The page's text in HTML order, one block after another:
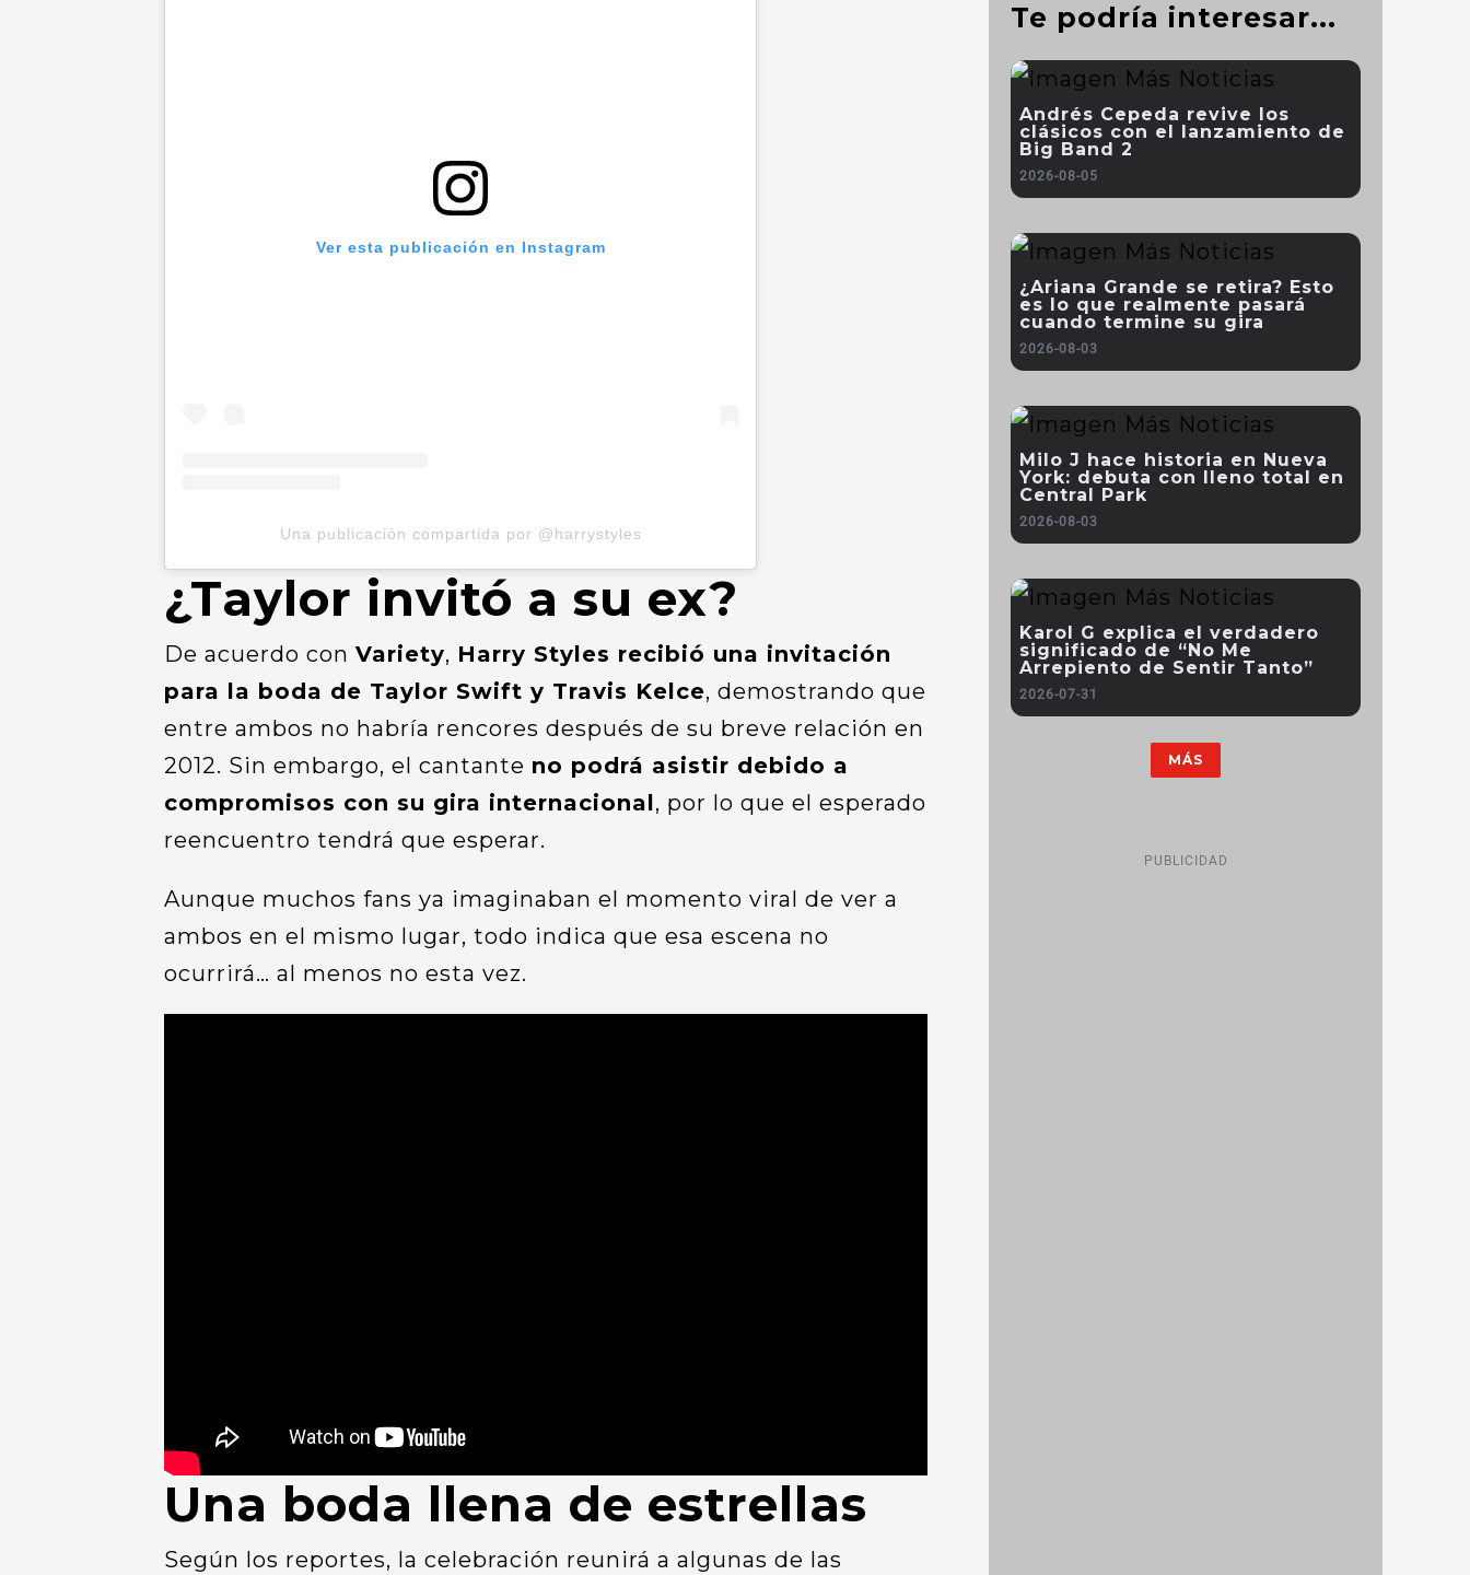
Ver esta publicación en Instagram
Una publicación compartida por @harrystyles
¿Taylor invitó a su ex?
De acuerdo con Variety, Harry Styles recibió una invitación
para la boda de Taylor Swift y Travis Kelce, demostrando que
entre ambos no habría rencores después de su breve relación en
2012. Sin embargo, el cantante no podrá asistir debido a
compromisos con su gira internacional, por lo que el esperado
reencuentro tendrá que esperar.
Aunque muchos fans ya imaginaban el momento viral de ver a
ambos en el mismo lugar, todo indica que esa escena no
ocurrirá… al menos no esta vez.
Una boda llena de estrellas
Según los reportes, la celebración reunirá a algunas de las
Te podría interesar...
Andrés Cepeda revive los
clásicos con el lanzamiento de
Big Band 2
2026-08-05
¿Ariana Grande se retira? Esto
es lo que realmente pasará
cuando termine su gira
2026-08-03
Milo J hace historia en Nueva
York: debuta con lleno total en
Central Park
2026-08-03
Karol G explica el verdadero
significado de “No Me
Arrepiento de Sentir Tanto”
2026-07-31
MÁS
PUBLICIDAD